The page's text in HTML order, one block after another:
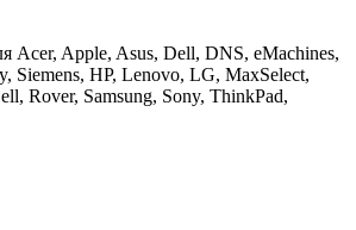
Acer, Apple, Asus, Dell, DNS, eMachines,
Siemens, HP, Lenovo, LG, MaxSelect,
Rover, Samsung, Sony, ThinkPad,